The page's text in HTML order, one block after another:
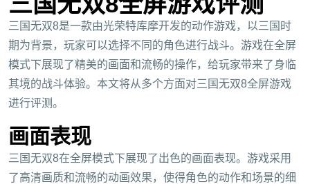
三国无双8是一款由光荣特库摩开发的动作游戏，以三国时
期为背景，玩家可以选择不同的角色进行战斗。游戏在全屏
模式下展现了精美的画面和流畅的操作，给玩家带来了身临
其境的战斗体验。本文将从多个方面对三国无双8全屏游戏
进行评测。
画面表现
三国无双8在全屏模式下展现了出色的画面表现。游戏采用
了高清画质和流畅的动画效果，使得角色的动作和场景的细